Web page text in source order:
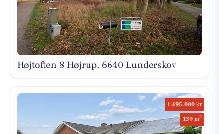
Højtoften 8 Højrup, 6640 Lunderskov
1.695.000 kr
139 m2